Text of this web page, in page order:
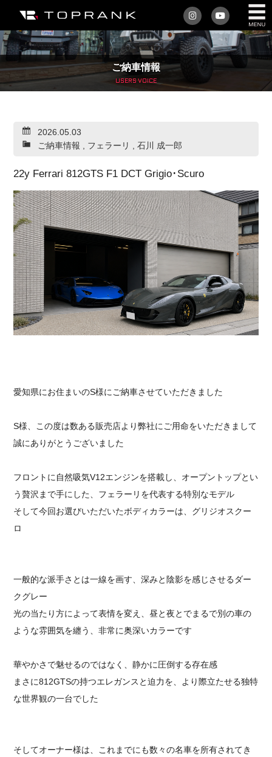
私たちについて
車を買う
アフターサービス
店舗/スタッフ情報
インフォメーション
トップランク・マガジン
採用情報
ご納車情報
USERS VOICE
2026.05.03
ご納車情報 , フェラーリ , 石川 成一郎
22y Ferrari 812GTS F1 DCT Grigio･Scuro
愛知県にお住まいのS様にご納車させていただきました
S様、この度は数ある販売店より弊社にご用命をいただきまして
誠にありがとうございました
フロントに自然吸気V12エンジンを搭載し、オープントップとい
う贅沢まで手にした、フェラーリを代表する特別なモデル
そして今回お選びいただいたボディカラーは、グリジオスクー
ロ
一般的な派手さとは一線を画す、深みと陰影を感じさせるダー
クグレー
光の当たり方によって表情を変え、昼と夜とでまるで別の車の
ような雰囲気を纏う、非常に奥深いカラーです
華やかさで魅せるのではなく、静かに圧倒する存在感
まさに812GTSの持つエレガンスと迫力を、より際立たせる独特
な世界観の一台でした
そしてオーナー様は、これまでにも数々の名車を所有されてき